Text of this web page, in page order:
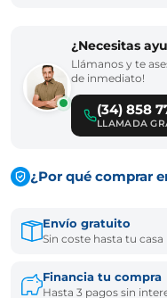
¿Necesitas
Llámanos y te
de inmediato!
(34) 858
LLAMADA
¿Por qué comprar
Envío gratuito
Sin coste hasta tu casa
Financia tu compra
Hasta 3 pagos sin